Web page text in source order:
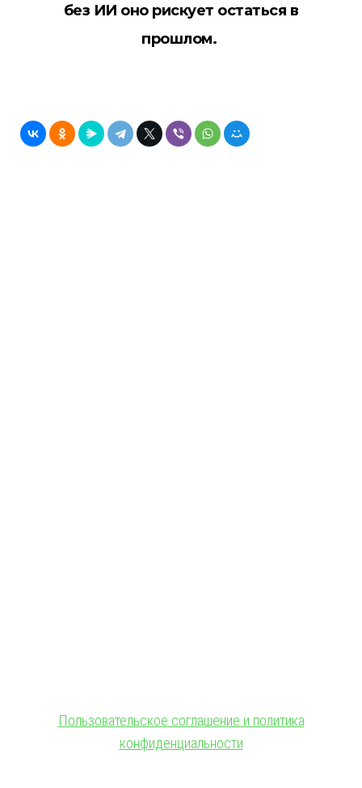
без ИИ оно рискует остаться в
прошлом.
Пользовательское соглашение и политика
конфиденциальности